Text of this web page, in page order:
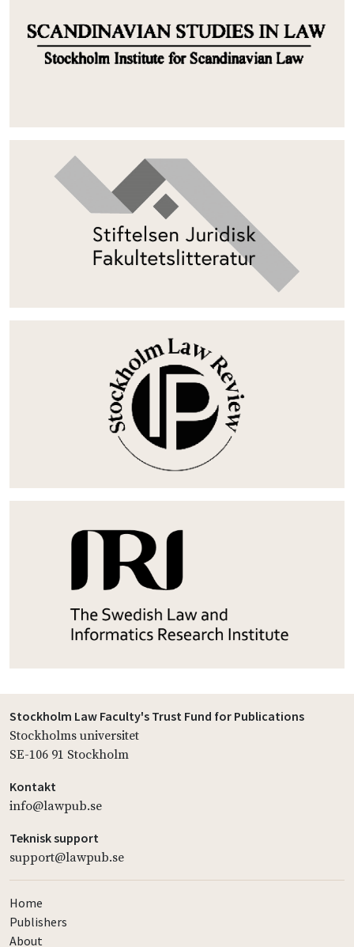
Stockholm Law Faculty's Trust Fund for Publications
Stockholms universitet
SE-106 91 Stockholm
Kontakt
info@lawpub.se
Teknisk support
support@lawpub.se
Home
Publishers
About